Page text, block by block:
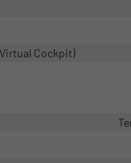
Cockpit)